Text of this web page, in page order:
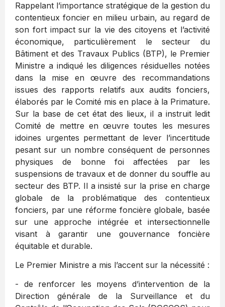
Rappelant l’importance stratégique de la gestion du
contentieux foncier en milieu urbain, au regard de
son fort impact sur la vie des citoyens et l’activité
économique, particulièrement le secteur du
Bâtiment et des Travaux Publics (BTP), le Premier
Ministre a indiqué les diligences résiduelles notées
dans la mise en œuvre des recommandations
issues des rapports relatifs aux audits fonciers,
élaborés par le Comité mis en place à la Primature.
Sur la base de cet état des lieux, il a instruit ledit
Comité de mettre en œuvre toutes les mesures
idoines urgentes permettant de lever l’incertitude
pesant sur un nombre conséquent de personnes
physiques de bonne foi affectées par les
suspensions de travaux et de donner du souffle au
secteur des BTP. Il a insisté sur la prise en charge
globale de la problématique des contentieux
fonciers, par une réforme foncière globale, basée
sur une approche intégrée et intersectionnelle
visant à garantir une gouvernance foncière
équitable et durable.
Le Premier Ministre a mis l’accent sur la nécessité :
- de renforcer les moyens d’intervention de la
Direction générale de la Surveillance et du